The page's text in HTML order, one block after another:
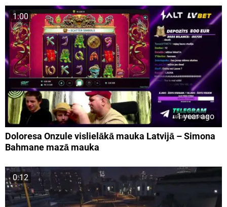
1:00
1 year ago
Doloresa Onzule vislielākā mauka Latvijā – Simona
Bahmane mazā mauka
0:12